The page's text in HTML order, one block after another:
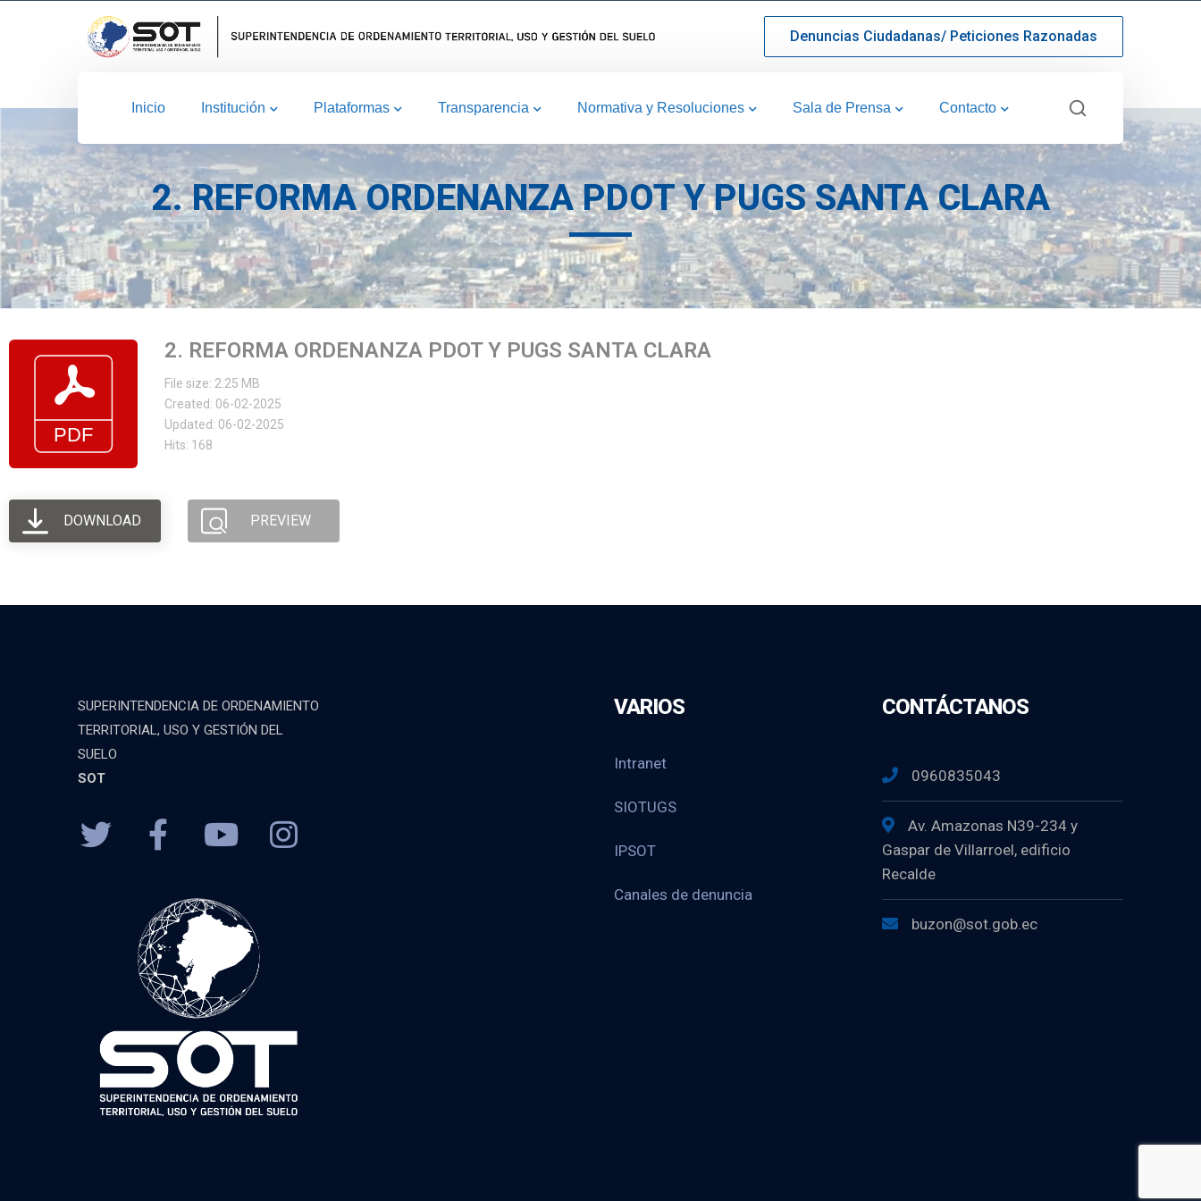
Denuncias Ciudadanas/ Peticiones Razonadas
Inicio Institución Plataformas Transparencia Normativa y Resoluciones Sala de Prensa Contacto
2. REFORMA ORDENANZA PDOT Y PUGS SANTA CLARA
2. REFORMA ORDENANZA PDOT Y PUGS SANTA CLARA
File size: 2.25 MB
Created: 06-02-2025
Updated: 06-02-2025
Hits: 168
DOWNLOAD PREVIEW
SUPERINTENDENCIA DE ORDENAMIENTO
TERRITORIAL, USO Y GESTIÓN DEL
SUELO
SOT
VARIOS
Intranet
SIOTUGS
IPSOT
Canales de denuncia
CONTÁCTANOS
0960835043
Av. Amazonas N39-234 y
Gaspar de Villarroel, edificio
Recalde
buzon@sot.gob.ec